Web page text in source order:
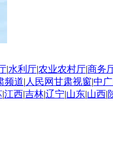
|水利厅|农业农村厅|商务
频道| 人民网甘肃视窗|中
|江西|吉林|辽宁|山东|山西|